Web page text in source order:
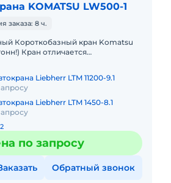
KOMATSU LW500-1
заказа: 8 ч.
Кран отличается
Liebherr LTM 11200-9.1
Liebherr LTM 1450-8.1
по запросу
Обратный звонок